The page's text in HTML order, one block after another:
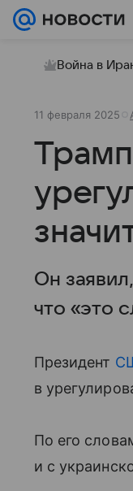
Война в
11 февраля 2025
Он
что «это
Президент
в
По его
и с